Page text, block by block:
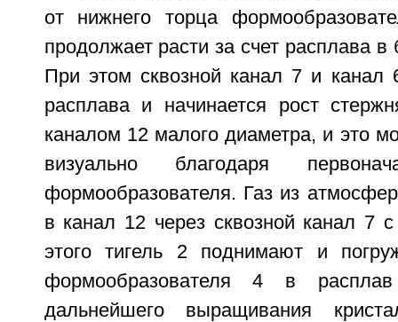
от нижнего торца
продолжает расти за счет расплава
При этом сквозной канал 7 и канал
расплава и начинается рост
каналом 12 малого диаметра, и это
визуально благодаря
формообразователя. Газ из
в канал 12 через сквозной канал 7
этого тигель 2 поднимают и
формообразователя 4 в
дальнейшего выращивания